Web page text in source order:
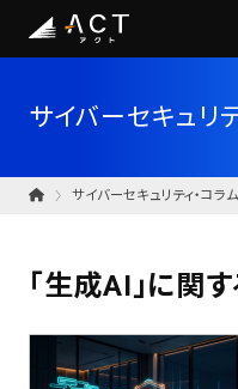
サイバーセキュリ
サイバーセキュリティ・コラム
「生成AI」に関